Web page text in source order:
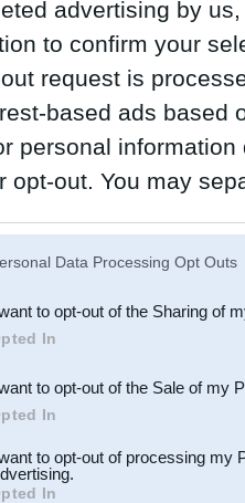
advertising by
to confirm your
request is
based ads based
personal
opt-out. You may
Participants
parties.
Data Processing Opt Outs
to opt-out of the Sharing of
In
to opt-out of the Sale of my
In
to opt-out of processing my
In